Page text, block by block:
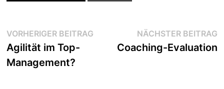
Beitragsnavigation
VORHERIGER BEITRAG Vorheriger
Beitrag:
Agilität im Top-
Management?
NÄCHSTER BEITRAG
Coaching-Evaluation